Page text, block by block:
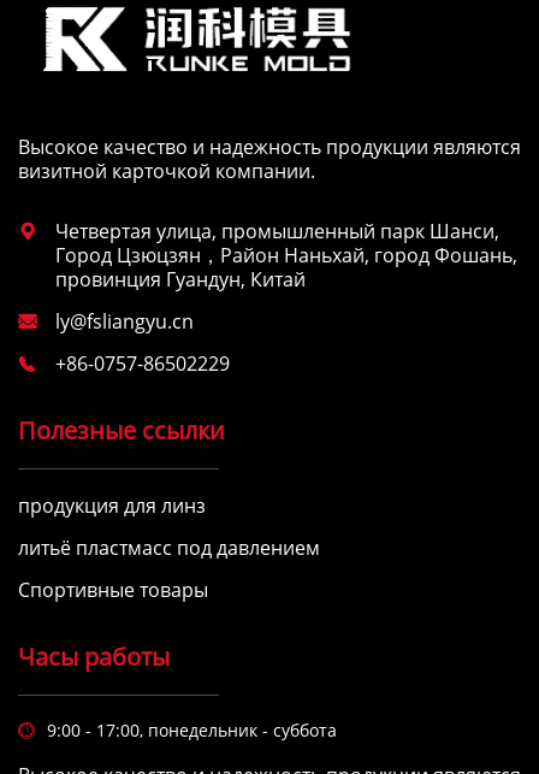
Высокое качество и надежность продукции являются
визитной карточкой компании.

Четвертая улица, промышленный парк Шанси,
Город Цзюцзян，Район Наньхай, город Фошань,
провинция Гуандун, Китай
 ly@fsliangyu.cn
 +86-0757-86502229
Полезные ссылки
продукция для линз
литьё пластмасс под давлением
Спортивные товары
Часы работы
 9:00 - 17:00, понедельник - суббота